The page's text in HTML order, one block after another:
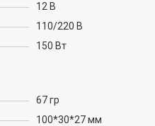
12 В
110/220 В
150 Вт
67 гр
100*30*27 мм